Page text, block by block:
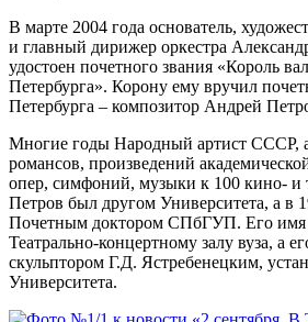
В марте 2004 года основатель,
и главный дирижер оркестра
удостоен почетного звания «Король
Петербурга». Корону ему вручил
Петербурга – композитор Андрей
Многие годы Народный артист СССР,
романсов, произведений
опер, симфоний, музыки к 100 кино-
Петров был другом Университета, а в
Почетным доктором СПбГУП. Его имя
Театрально-концертному залу вуза, а
скульптором Г.Д. Ястребенецким,
Университета.